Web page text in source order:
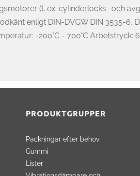
(t. ex. cylinderlocks- och
enligt DIN-DVGW DIN 3535-6,
-200°C - 700°C
PRODUKTGRUPPER
Packningar efter behov
Gummi
Lister